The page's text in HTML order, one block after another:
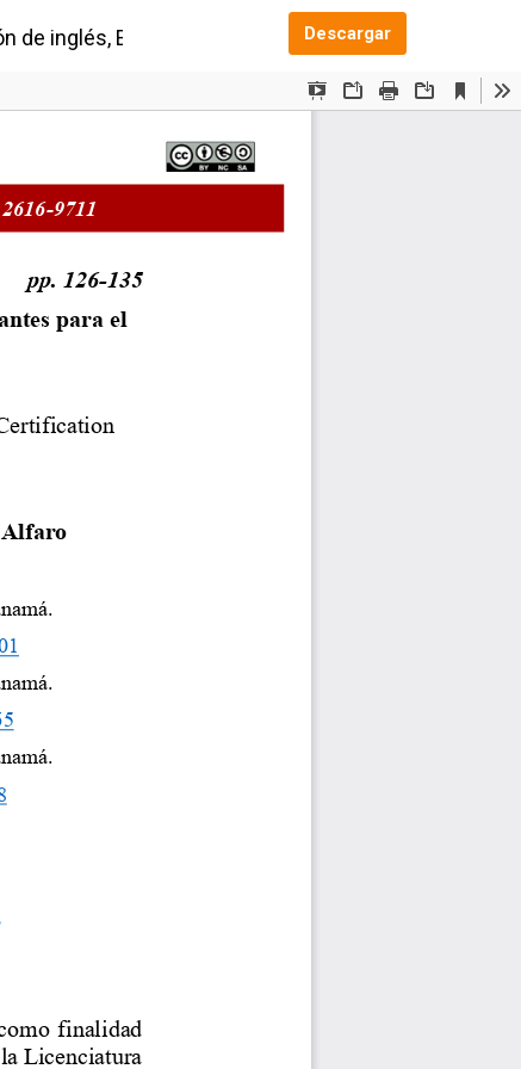
inglés, Educación Superior DescargarDescargar PDF